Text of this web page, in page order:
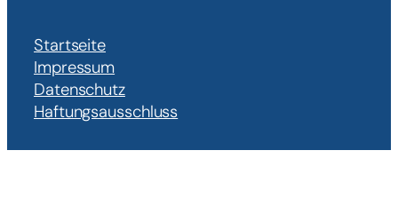
Startseite
Impressum
Datenschutz
Haftungsausschluss